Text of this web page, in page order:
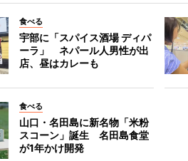
食べる
宇部に「スパイス酒場 ディパ
ーラ」 ネパール人男性が出
店、昼はカレーも
食べる
山口・名田島に新名物「米粉
スコーン」誕生 名田島食堂
が1年かけ開発